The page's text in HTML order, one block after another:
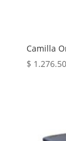
Camilla
$